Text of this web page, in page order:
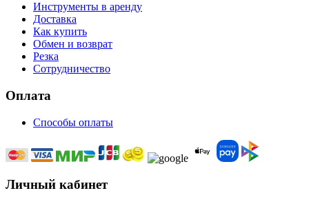
Инструменты в аренду
Доставка
Как купить
Обмен и возврат
Резка
Сотрудничество
Оплата
Способы оплаты
Личный кабинет